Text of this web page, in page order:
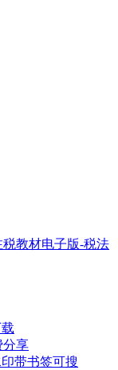
税教材电子版-税法
分享
带书签可搜